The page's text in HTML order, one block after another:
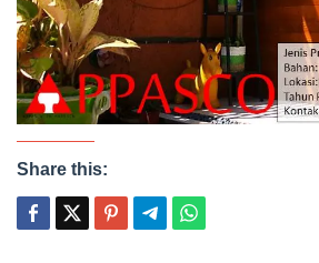
Share this: